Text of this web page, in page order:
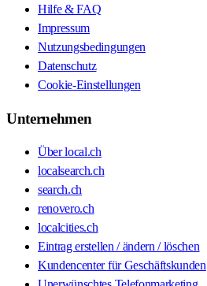
Hilfe & FAQ
Impressum
Nutzungsbedingungen
Datenschutz
Cookie-Einstellungen
Unternehmen
Über local.ch
localsearch.ch
search.ch
renovero.ch
localcities.ch
Eintrag erstellen / ändern / löschen
Kundencenter für Geschäftskunden